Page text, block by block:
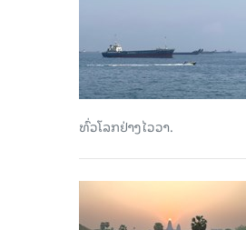
ທົ່ວໂລກຢ່າງໄວວາ.